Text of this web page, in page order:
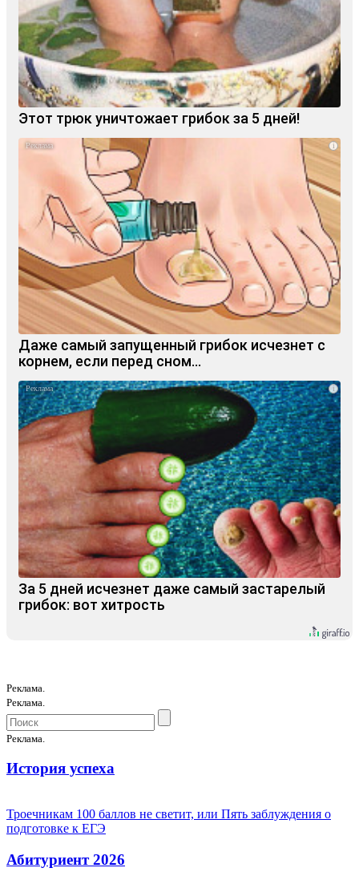
Этот трюк уничтожает грибок за 5 дней!
i
Даже самый запущенный грибок исчезнет с
корнем, если перед сном…
i
За 5 дней исчезнет даже самый застарелый
грибок: вот хитрость
Реклама.
Реклама.
Реклама.
История успеха
Троечникам 100 баллов не светит, или Пять заблуждения о
подготовке к ЕГЭ
Абитуриент 2026